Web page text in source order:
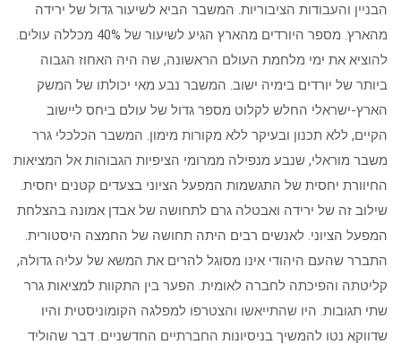
הבניין והעבודות הציבוריות. המשבר הביא לשיעור גדול של ירידה
מהארץ. מספר היורדים מהארץ הגיע לשיעור של 40% מכללה עולים.
להוציא את ימי מלחמת העולם הראשונה, שה היה האחוז הגבוה
ביותר של יורדים בימיה ישוב. המשבר נבע מאי יכולתו של המשק
הארץ-ישראלי החלש לקלוט מספר גדול של עולם ביחס ליישוב
הקיים, ללא תכנון ובעיקר ללא מקורות מימון. המשבר הכלכלי גרר
משבר מוראלי, שנבע מנפילה ממרומי הציפיות הגבוהות אל המציאות
החיוורת יחסית של התגשמות המפעל הציוני בצעדים קטנים יחסית.
שילוב זה של ירידה ואבטלה גרם לתחושה של אבדן אמונה בהצלחת
המפעל הציוני. לאנשים רבים היתה תחושה של החמצה היסטורית.
התברר שהעם היהודי אינו מסוגל להרים את המשא של עליה גדולה,
קליטתה והפיכתה לחברה לאומית. הפער בין התקוות למציאות גרר
שתי תגובות. היו שהתייאשו והצטרפו למפלגה הקומוניסטית והיו
שדווקא נטו להמשיך בניסיונות החברתיים החדשניים. דבר שהוליד